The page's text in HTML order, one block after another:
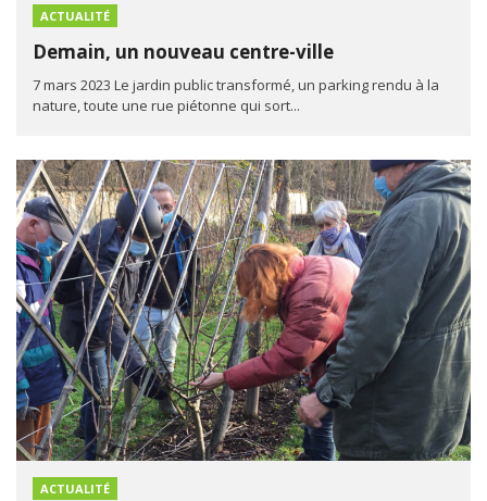
ACTUALITÉ
Demain, un nouveau centre-ville
7 mars 2023 Le jardin public transformé, un parking rendu à la
nature, toute une rue piétonne qui sort...
ACTUALITÉ